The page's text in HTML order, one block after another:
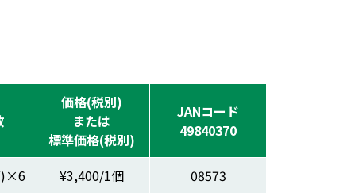
価格(税別)
または
標準価格(税別)
JANコード
49840370
)×6 ¥3,400/1個 08573